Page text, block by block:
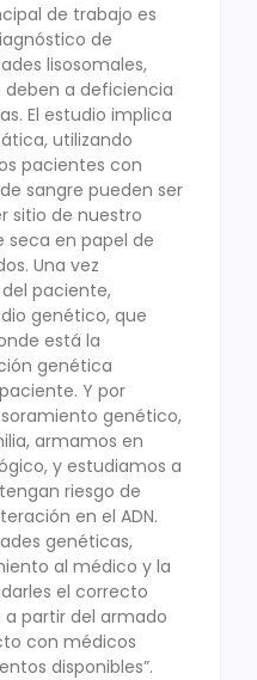
de trabajo es
de
lisosomales,
deben a deficiencia
El estudio implica
utilizando
pacientes con
sangre pueden ser
sitio de nuestro
seca en papel de
Una vez
paciente,
genético, que
está la
genética
Y por
genético,
armamos en
y estudiamos a
riesgo de
en el ADN.
genéticas,
al médico y la
el correcto
partir del armado
con médicos
disponibles”.